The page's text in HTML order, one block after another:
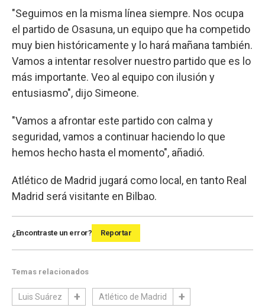
"Seguimos en la misma línea siempre. Nos ocupa
el partido de Osasuna, un equipo que ha competido
muy bien históricamente y lo hará mañana también.
Vamos a intentar resolver nuestro partido que es lo
más importante. Veo al equipo con ilusión y
entusiasmo", dijo Simeone.
"Vamos a afrontar este partido con calma y
seguridad, vamos a continuar haciendo lo que
hemos hecho hasta el momento", añadió.
Atlético de Madrid jugará como local, en tanto Real
Madrid será visitante en Bilbao.
¿Encontraste un error? Reportar
Temas relacionados
Luis Suárez Atlético de Madrid